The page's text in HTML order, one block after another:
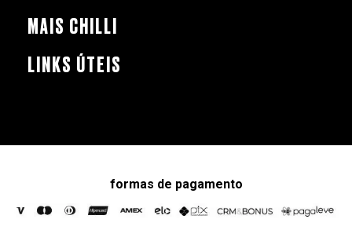
MAIS CHILLI
LINKS ÚTEIS
formas de pagamento